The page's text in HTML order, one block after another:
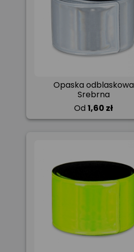
Opaska odblaskowa
Srebrna
Od 1,60 zł